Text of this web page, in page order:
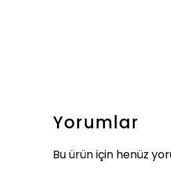
Yorumlar
Bu ürün için henüz